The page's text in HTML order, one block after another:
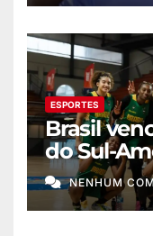
ESPORTES
Brasil
do Sul-
basquete
NENHUM